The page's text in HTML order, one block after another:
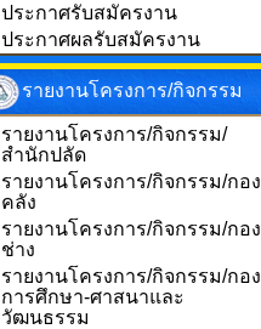
ประกาศรับสมัครงาน
ประกาศผลรับสมัครงาน
รายงานโครงการ/กิจกรรม
รายงานโครงการ/กิจกรรม/
สำนักปลัด
รายงานโครงการ/กิจกรรม/กอง
คลัง
รายงานโครงการ/กิจกรรม/กอง
ช่าง
รายงานโครงการ/กิจกรรม/กอง
การศึกษา-ศาสนาและ
วัฒนธรรม